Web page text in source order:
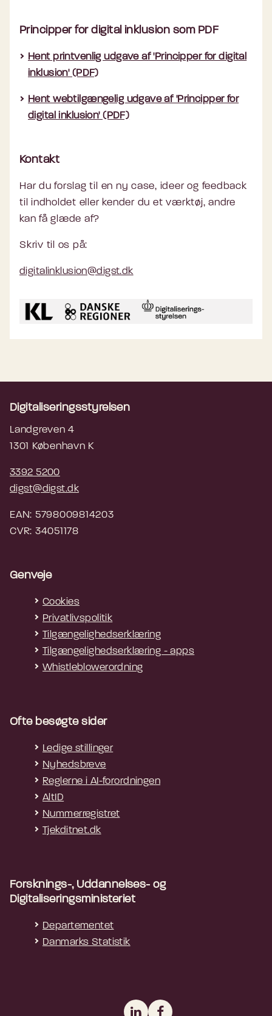
Principper for digital inklusion som PDF
Hent printvenlig udgave af 'Principper for digital
inklusion' (PDF)
Hent webtilgængelig udgave af 'Principper for
digital inklusion' (PDF)
Kontakt
Har du forslag til en ny case, ideer og feedback
til indholdet eller kender du et værktøj, andre
kan få glæde af?
Skriv til os på:
digitalinklusion@digst.dk
Digitaliseringsstyrelsen
Landgreven 4
1301 København K
3392 5200
digst@digst.dk
EAN: 5798009814203
CVR: 34051178
Genveje
Cookies
Privatlivspolitik
Tilgængelighedserklæring
Tilgængelighedserklæring - apps
Whistleblowerordning
Ofte besøgte sider
Ledige stillinger
Nyhedsbreve
Reglerne i AI-forordningen
AltID
Nummerregistret
Tjekditnet.dk
Forsknings-, Uddannelses- og
Digitaliseringsministeriet
Departementet
Danmarks Statistik